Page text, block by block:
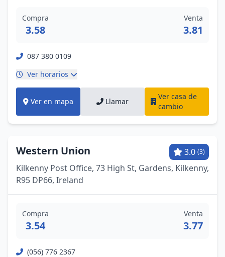
Compra
3.58
Venta
3.81
087 380 0109
Ver horarios
Ver en mapa Llamar
Ver casa de
cambio
Western Union 3.0 (3)
Kilkenny Post Office, 73 High St, Gardens, Kilkenny,
R95 DP66, Ireland
Compra
3.54
Venta
3.77
(056) 776 2367